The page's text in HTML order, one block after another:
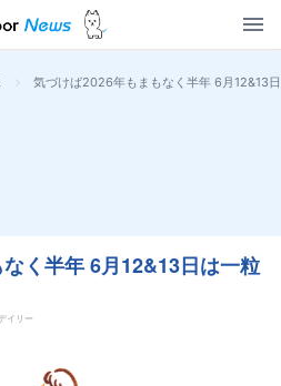
> 気づけば2026年もまもなく半年 6月12&13
く半年 6月12&13日は一粒
イリー